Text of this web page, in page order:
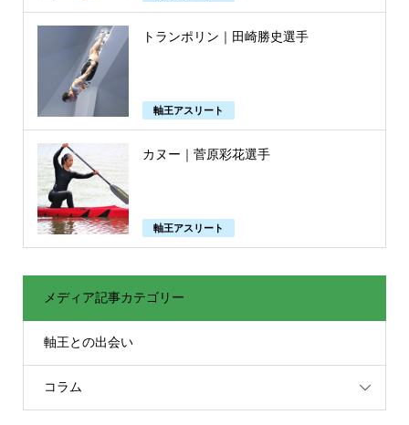
トランポリン｜田崎勝史選手
軸王アスリート
カヌー｜菅原彩花選手
軸王アスリート
メディア記事カテゴリー
軸王との出会い
コラム